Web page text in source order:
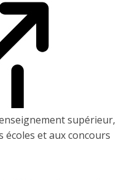
supérieur,
et aux concours